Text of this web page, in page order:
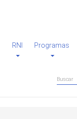
RNI Programas
de